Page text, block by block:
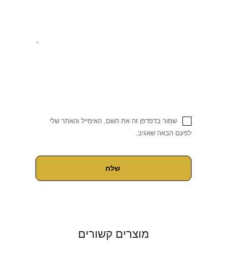
שמור בדפדפן זה את השם, האימייל והאתר שלי
לפעם הבאה שאגיב.
מוצרים קשורים